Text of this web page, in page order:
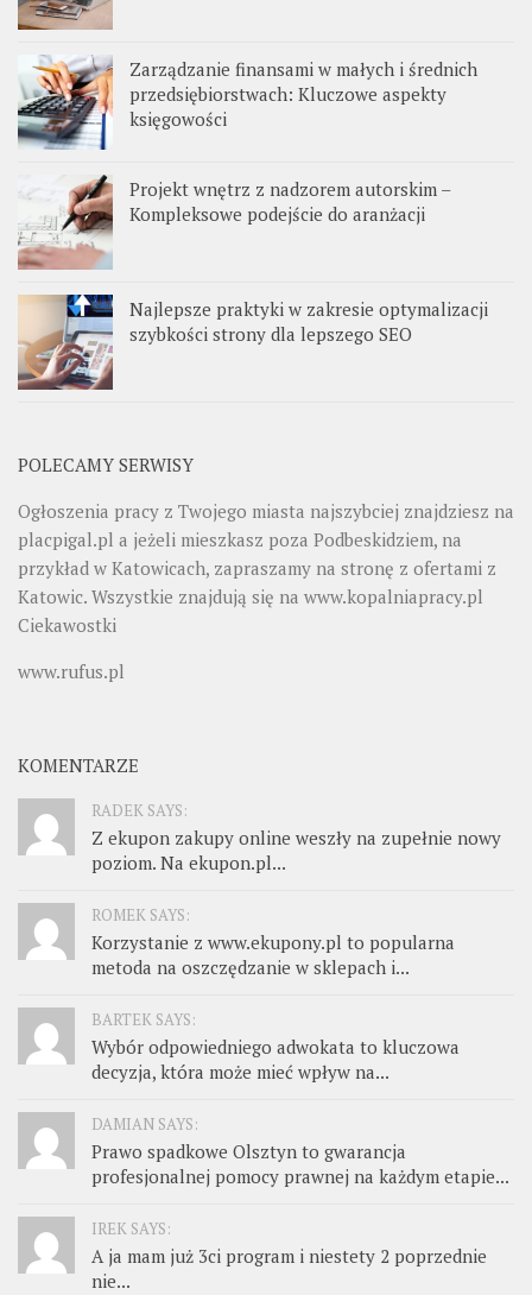
Zarządzanie finansami w małych i średnich
przedsiębiorstwach: Kluczowe aspekty
księgowości
Projekt wnętrz z nadzorem autorskim –
Kompleksowe podejście do aranżacji
Najlepsze praktyki w zakresie optymalizacji
szybkości strony dla lepszego SEO
POLECAMY SERWISY
Ogłoszenia pracy z Twojego miasta najszybciej znajdziesz na
placpigal.pl a jeżeli mieszkasz poza Podbeskidziem, na
przykład w Katowicach, zapraszamy na stronę z ofertami z
Katowic. Wszystkie znajdują się na www.kopalniapracy.pl
Ciekawostki
www.rufus.pl
KOMENTARZE
RADEK SAYS:
Z ekupon zakupy online weszły na zupełnie nowy
poziom. Na ekupon.pl...
ROMEK SAYS:
Korzystanie z www.ekupony.pl to popularna
metoda na oszczędzanie w sklepach i...
BARTEK SAYS:
Wybór odpowiedniego adwokata to kluczowa
decyzja, która może mieć wpływ na...
DAMIAN SAYS:
Prawo spadkowe Olsztyn to gwarancja
profesjonalnej pomocy prawnej na każdym etapie...
IREK SAYS:
A ja mam już 3ci program i niestety 2 poprzednie
nie...